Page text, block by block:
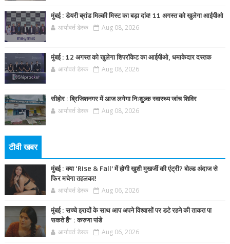
मुंबई : डेयरी ब्रांड मिल्की मिस्ट का बड़ा दांव! 11 अगस्त को खुलेगा आईपीओ
आर्यावर्त डेस्क Aug 08, 2026
मुंबई : 12 अगस्त को खुलेगा शिपरॉकेट का आईपीओ, धमाकेदार दस्तक
आर्यावर्त डेस्क Aug 08, 2026
सीहोर : ब्रिजिशनगर में आज लगेगा निःशुल्क स्वास्थ्य जांच शिविर
आर्यावर्त डेस्क Aug 08, 2026
टीवी खबर
मुंबई : क्या ‘Rise & Fall’ में होगी खुशी मुखर्जी की एंट्री? बोल्ड अंदाज से
फिर मचेगा तहलका!
आर्यावर्त डेस्क Aug 06, 2026
मुंबई : सच्चे इरादों के साथ आप अपने विश्वासों पर डटे रहने की ताकत पा
सकते हैं” : करुणा पांडे
आर्यावर्त डेस्क Aug 06, 2026